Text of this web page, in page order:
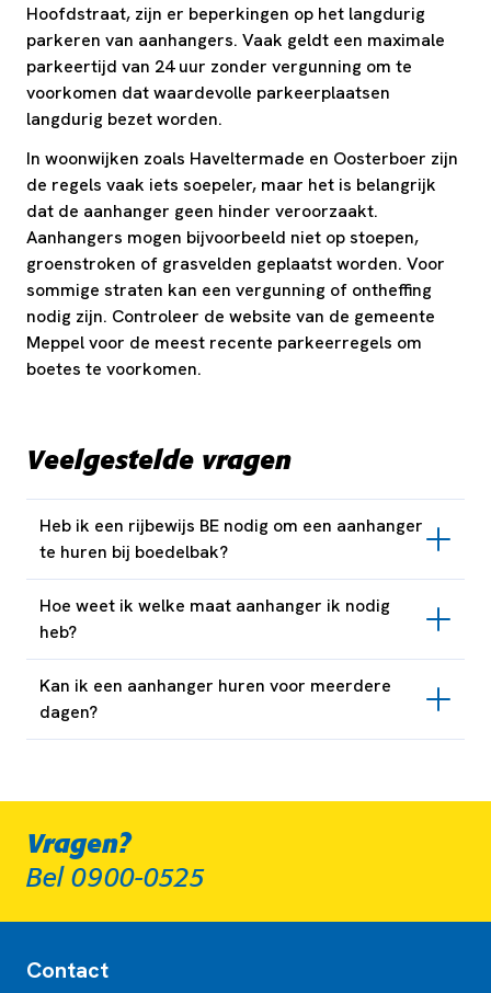
Hoofdstraat, zijn er beperkingen op het langdurig
parkeren van aanhangers. Vaak geldt een maximale
parkeertijd van 24 uur zonder vergunning om te
voorkomen dat waardevolle parkeerplaatsen
langdurig bezet worden.
In woonwijken zoals Haveltermade en Oosterboer zijn
de regels vaak iets soepeler, maar het is belangrijk
dat de aanhanger geen hinder veroorzaakt.
Aanhangers mogen bijvoorbeeld niet op stoepen,
groenstroken of grasvelden geplaatst worden. Voor
sommige straten kan een vergunning of ontheffing
nodig zijn. Controleer de website van de gemeente
Meppel voor de meest recente parkeerregels om
boetes te voorkomen.
Veelgestelde vragen
Heb ik een rijbewijs BE nodig om een aanhanger
te huren bij boedelbak?
Hoe weet ik welke maat aanhanger ik nodig
heb?
Kan ik een aanhanger huren voor meerdere
dagen?
Vragen?
Bel 0900-0525
Contact